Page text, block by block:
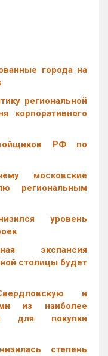
города на
региональной
корпоративного
РФ по
московские
региональным
уровень
экспансия
столицы будет
и
из наиболее
для покупки
степень